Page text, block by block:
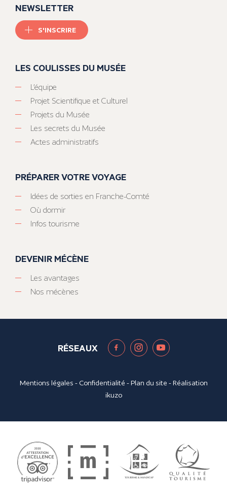
NEWSLETTER
S'INSCRIRE
LES COULISSES DU MUSÉE
L’équipe
Projet Scientifique et Culturel
Projets du Musée
Les secrets du Musée
Actes administratifs
PRÉPARER VOTRE VOYAGE
Idées de sorties en Franche-Comté
Où dormir
Infos tourisme
DEVENIR MÉCÈNE
Les avantages
Nos mécènes
RÉSEAUX
Mentions légales - Confidentialité -Plan du site - Réalisation
ikuzo